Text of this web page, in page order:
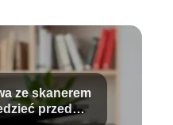
ze skanerem
przed